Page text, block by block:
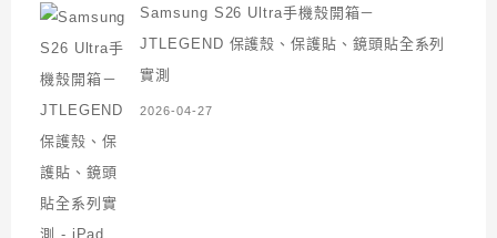
Samsung S26 Ultra手機殼開箱－
JTLEGEND 保護殼、保護貼、鏡頭貼全系列
實測
2026-04-27